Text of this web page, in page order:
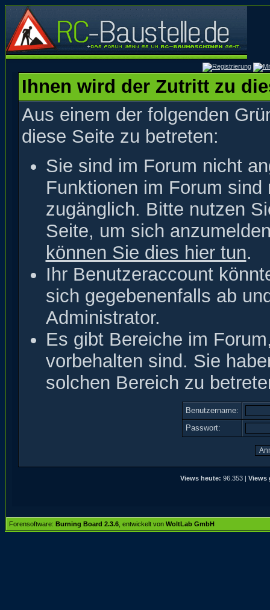
Ihnen wird der Zutritt zu
Aus einem der folgenden
diese Seite zu betreten:
Sie sind im Forum nicht
Funktionen im Forum
zugänglich. Bitte nutzen
Seite, um sich
können Sie dies hier tun.
Ihr Benutzeraccount
sich gegebenenfalls ab
Administrator.
Es gibt Bereiche im
vorbehalten sind. Sie
solchen Bereich zu
Benutzername:
Passwort:
Views heute: 96.353 | Views
Forensoftware: Burning Board 2.3.6 , entwickelt von WoltLab GmbH